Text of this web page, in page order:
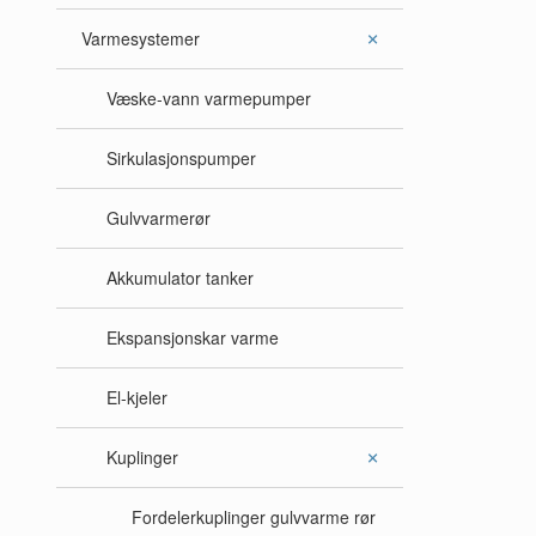
Varmesystemer
Væske-vann varmepumper
Sirkulasjonspumper
Gulvvarmerør
Akkumulator tanker
Ekspansjonskar varme
El-kjeler
Kuplinger
Fordelerkuplinger gulvvarme rør